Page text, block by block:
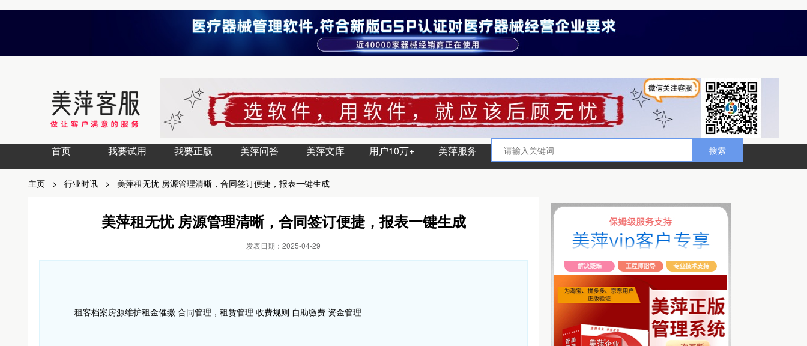
首页 我要试用 我要正版 美萍问答 美萍文库 用户10万+ 美萍服务
主页 > 行业时讯 > 美萍租无忧 房源管理清晰，合同签订便捷，报表一键生成
美萍租无忧 房源管理清晰，合同签订便捷，报表一键生成
发表日期：2025-04-29
租客档案房源维护租金催缴 合同管理，租赁管理 收费规则 自助缴费 资金管理